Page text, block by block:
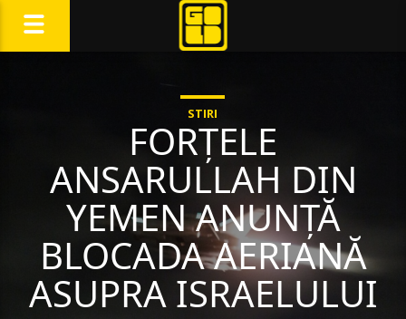
STIRI
FORȚELE
ANSARULLAH DIN
YEMEN ANUNȚĂ
BLOCADA AERIANĂ
ASUPRA ISRAELULUI